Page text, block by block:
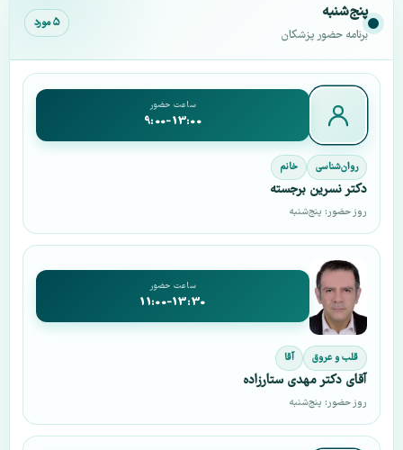
پنج‌شنبه
برنامه حضور پزشکان
۵ مورد
ساعت حضور
9:00-13:00
روان‌شناسی خانم
دکتر نسرین برجسته
روز حضور: پنج‌شنبه
ساعت حضور
11:00-13:30
قلب و عروق آقا
آقای دکتر مهدی ستارزاده
روز حضور: پنج‌شنبه